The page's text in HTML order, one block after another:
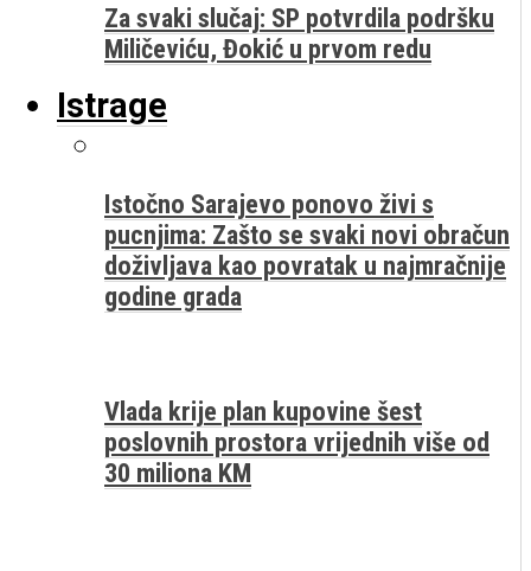
Za svaki slučaj: SP potvrdila podršku
Miličeviću, Đokić u prvom redu
Istrage
Istočno Sarajevo ponovo živi s
pucnjima: Zašto se svaki novi obračun
doživljava kao povratak u najmračnije
godine grada
Vlada krije plan kupovine šest
poslovnih prostora vrijednih više od
30 miliona KM